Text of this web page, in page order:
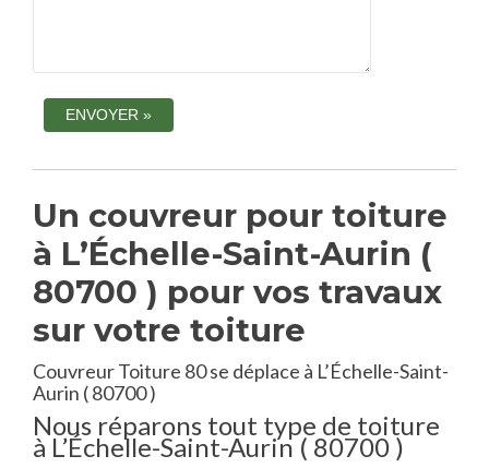
Un couvreur pour toiture
à L’Échelle-Saint-Aurin (
80700 ) pour vos travaux
sur votre toiture
Couvreur Toiture 80 se déplace à L’Échelle-Saint-
Aurin ( 80700 )
Nous réparons tout type de toiture
à L’Échelle-Saint-Aurin ( 80700 )